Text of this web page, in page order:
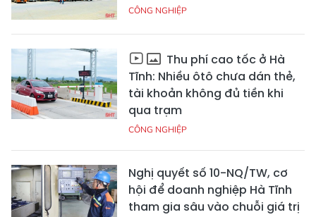
CÔNG NGHIỆP
Thu phí cao tốc ở Hà
Tĩnh: Nhiều ôtô chưa dán thẻ,
tài khoản không đủ tiền khi
qua trạm
CÔNG NGHIỆP
Nghị quyết số 10-NQ/TW, cơ
hội để doanh nghiệp Hà Tĩnh
tham gia sâu vào chuỗi giá trị